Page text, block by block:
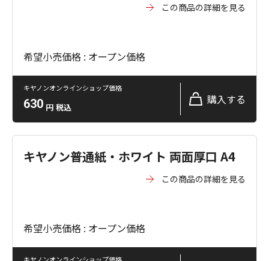
この商品の詳細を見る
希望小売価格 : オープン価格
キヤノンオンラインショップ価格
630 円 税込
購入する
キヤノン普通紙・ホワイト 両面厚口 A4
この商品の詳細を見る
希望小売価格 : オープン価格